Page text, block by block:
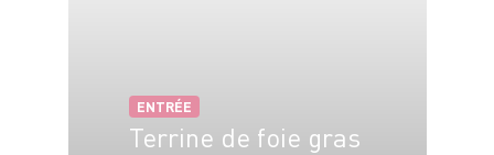
ENTRÉE
Terrine de foie gras